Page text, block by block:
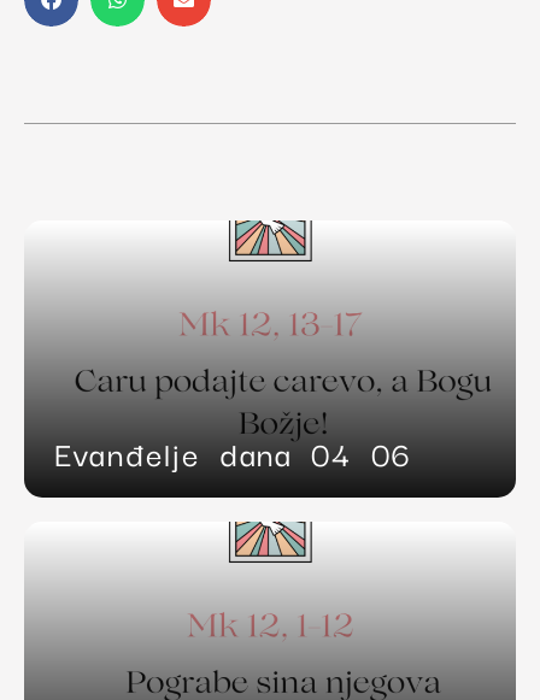
Evanđelje dana 04 06